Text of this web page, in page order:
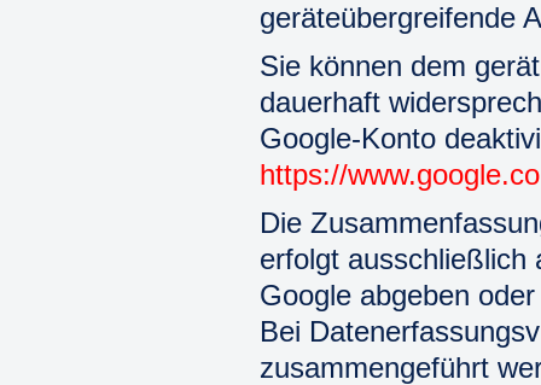
geräteübergreifende
Sie können dem
dauerhaft
Google-Konto
https://
Die
erfolgt ausschließlich
Google abgeben
Bei
zusammengeführt